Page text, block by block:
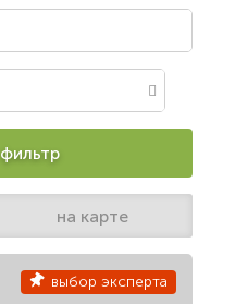
на карте
выбор эксперта